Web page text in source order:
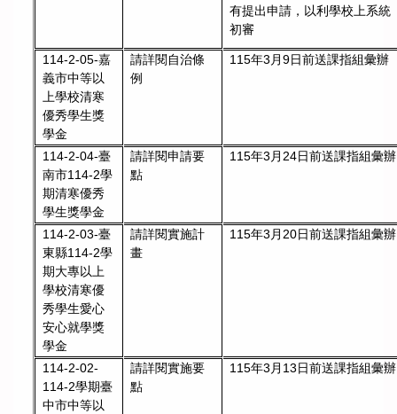
有提出申請，以利學校上系統
初審
114-2-05-嘉
義市中等以
上學校清寒
優秀學生獎
學金
請詳閱自治條
例
115年3月9日前送課指組彙辦
114-2-04-臺
南市114-2學
期清寒優秀
學生獎學金
請詳閱申請要
點
115年3月24日前送課指組彙辦
114-2-03-臺
東縣114-2學
期大專以上
學校清寒優
秀學生愛心
安心就學獎
學金
請詳閱實施計
畫
115年3月20日前送課指組彙辦
114-2-02-
114-2學期臺
中市中等以
請詳閱實施要
點
115年3月13日前送課指組彙辦